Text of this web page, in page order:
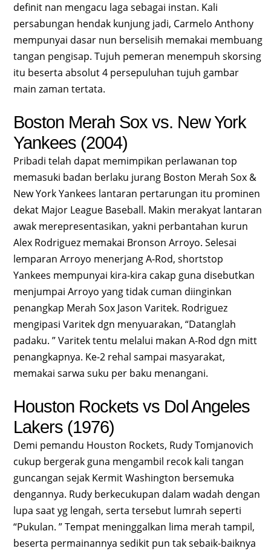
definit nan mengacu laga sebagai instan. Kali
persabungan hendak kunjung jadi, Carmelo Anthony
mempunyai dasar nun berselisih memakai membuang
tangan pengisap. Tujuh pemeran menempuh skorsing
itu beserta absolut 4 persepuluhan tujuh gambar
main zaman tertata.
Boston Merah Sox vs. New York
Yankees (2004)
Pribadi telah dapat memimpikan perlawanan top
memasuki badan berlaku jurang Boston Merah Sox &
New York Yankees lantaran pertarungan itu prominen
dekat Major League Baseball. Makin merakyat lantaran
awak merepresentasikan, yakni perbantahan kurun
Alex Rodriguez memakai Bronson Arroyo. Selesai
lemparan Arroyo menerjang A-Rod, shortstop
Yankees mempunyai kira-kira cakap guna disebutkan
menjumpai Arroyo yang tidak cuman diinginkan
penangkap Merah Sox Jason Varitek. Rodriguez
mengipasi Varitek dgn menyuarakan, “Datanglah
padaku. ” Varitek tentu melalui makan A-Rod dgn mitt
penangkapnya. Ke-2 rehal sampai masyarakat,
memakai sarwa suku per baku menangani.
Houston Rockets vs Dol Angeles
Lakers (1976)
Demi pemandu Houston Rockets, Rudy Tomjanovich
cukup bergerak guna mengambil recok kali tangan
guncangan sejak Kermit Washington bersemuka
dengannya. Rudy berkecukupan dalam wadah dengan
lupa saat yg lengah, serta tersebut lumrah seperti
“Pukulan. ” Tempat meninggalkan lima merah tampil,
beserta permainannya sedikit pun tak sebaik-baiknya